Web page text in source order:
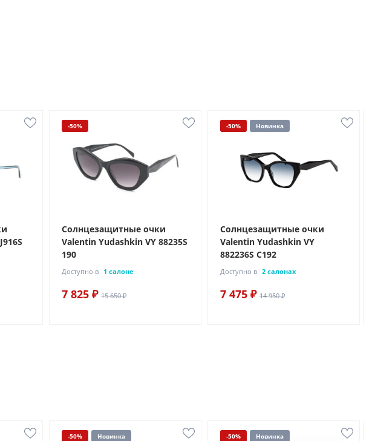
-50%
Солнцезащитные очки
Valentin Yudashkin VY 88235S
190
Доступно в 1 салоне
7 825 ₽ 15 650 ₽
-50% Новинка
Солнцезащитные очки
Valentin Yudashkin VY
882236S C192
Доступно в 2 салонах
7 475 ₽ 14 950 ₽
-50% Новинка -50% Новинка